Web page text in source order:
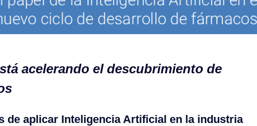
acelerando el descubrimiento de
de aplicar Inteligencia Artificial en la industria